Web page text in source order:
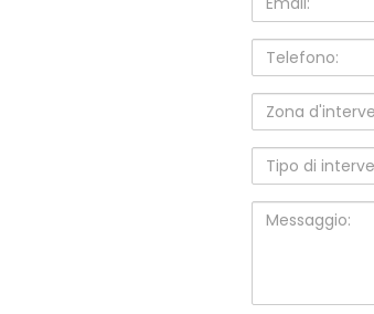
Telefono:
Zona
d'intervento:
Tipo
di
intervento:
Messaggio: